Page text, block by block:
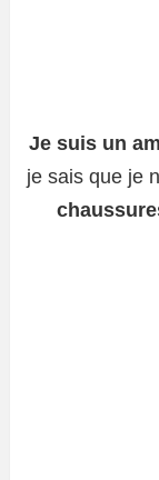
Je suis un
je sais que je